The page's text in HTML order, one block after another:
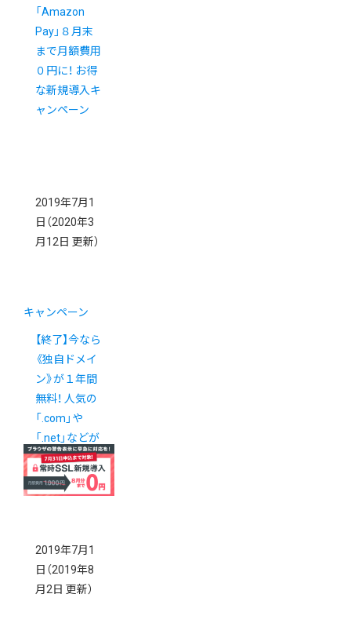
「Amazon
Pay」８月末
まで月額費用
０円に！ お得
な新規導入キ
ャンペーン
2019年7月1
日 （2020年3
月12日 更新）
キャンペーン
【終了】今なら
《独自ドメイ
ン》が１年間
無料！ 人気の
「.com」や
「.net」などが
お得にゲット
できます
2019年7月1
日 （2019年8
月2日 更新）